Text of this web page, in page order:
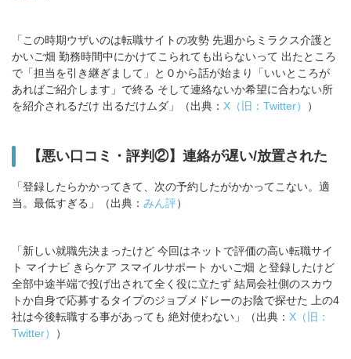
「この時期ウザいのは転職サイトの攻勢 先週からミラクス介護と
かいご畑 勤務時間中にかけてこられても出らないって 出たところ
で「担当を引き継ぎまして」と０から話が始まり「いいところが
あればご紹介します」で終る そして連絡ないか希望に合わない所
を紹介されるだけ 出るだけムダ」（出典： X（旧：Twitter） ）
【悪い口コミ・評判②】連絡が遅い/放置された
「登録したらかかってきて、次の予約したがかかってこない。適
当。最低すぎる」（出典： みん評）
「新しい就職先決まったけど 今回はネットで評価の高い転職サイ
ト マイナビ きらケア スマイルサポート かいご畑 と登録したけど
全部中途半端で投げ出されて全く役に立たず 結局会社側のスカウ
トか自身で応募するタイプのジョブメドレーのお陰で探せた 上の4
社は今後転職する事があっても 絶対使わない」（出典： X（旧：
Twitter）
）